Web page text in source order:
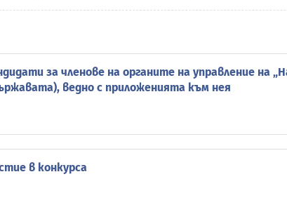
за членове на органите на управление на
ведно с приложенията към нея
в конкурса